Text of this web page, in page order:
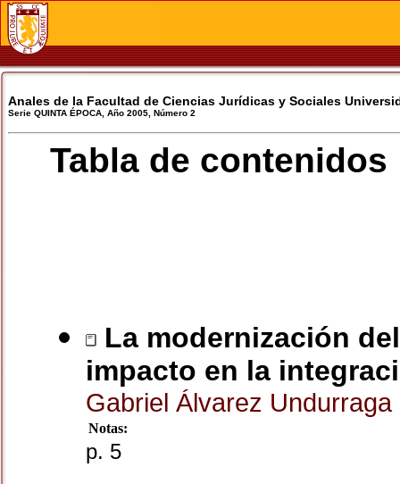
Anales de la Facultad de Ciencias Jurídicas y Sociales
Serie QUINTA ÉPOCA, Año 2005, Número 2
Tabla de contenidos
La modernización
impacto en la
Gabriel Álvarez Undurraga
Notas:
p. 5